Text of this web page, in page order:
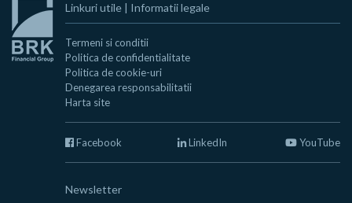
Linkuri utile | Informatii legale
Termeni si conditii
Politica de confidentialitate
Politica de cookie-uri
Denegarea responsabilitatii
Harta site
Facebook LinkedIn YouTube
Newsletter